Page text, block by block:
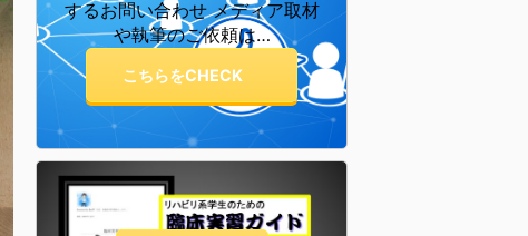
するお問い合わせ メディア取材
や執筆のご依頼は…
こちらをCHECK